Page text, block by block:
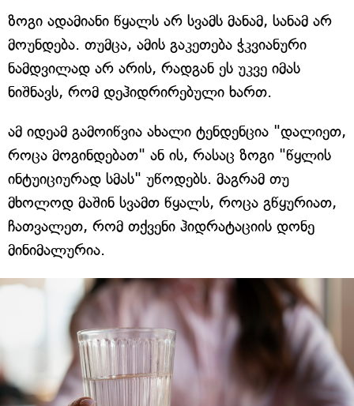
ზოგი ადამიანი წყალს არ სვამს მანამ, სანამ არ
მოუნდება. თუმცა, ამის გაკეთება ჭკვიანური
ნამდვილად არ არის, რადგან ეს უკვე იმას
ნიშნავს, რომ დეჰიდრირებული ხართ.
ამ იდეამ გამოიწვია ახალი ტენდენცია "დალიეთ,
როცა მოგინდებათ" ან ის, რასაც ზოგი "წყლის
ინტუიციურად სმას" უწოდებს. მაგრამ თუ
მხოლოდ მაშინ სვამთ წყალს, როცა გწყურიათ,
ჩათვალეთ, რომ თქვენი ჰიდრატაციის დონე
მინიმალურია.